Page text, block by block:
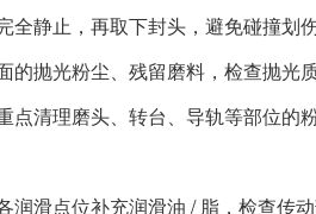
静止，再取下封头，避免碰撞划伤
抛光粉尘、残留磨料，检查抛光
清理磨头、转台、导轨等部位的
滑点位补充润滑油 / 脂，检查传